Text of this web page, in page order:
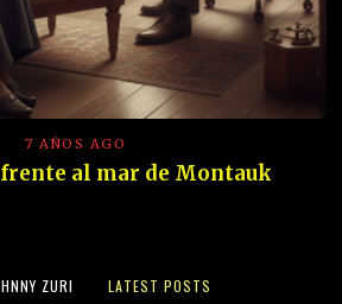
7 AÑOS AGO
frente al mar de Montauk
ZURI LATEST POSTS